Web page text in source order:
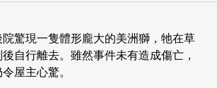
驚現一隻體形龐大的美洲獅，牠在草
自行離去。雖然事件未有造成傷亡，
屋主心驚。